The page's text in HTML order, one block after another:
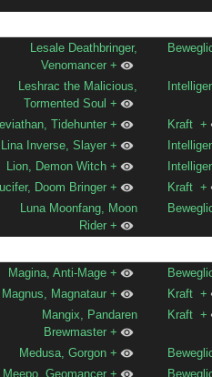
Lesale Deathbringer,
Venomancer +
Leshrac the Malicious,
Tormented Soul +
Tidehunter + Kraft +
Lina Inverse, Slayer +
Lion, Demon Witch +
Doom Bringer + Kraft +
Luna Moonfang, Moon
Rider +
Magina, Anti-Mage +
Magnus, Magnataur + Kraft +
Mangix, Pandaren
Brewmaster +
Kraft +
Medusa, Gorgon +